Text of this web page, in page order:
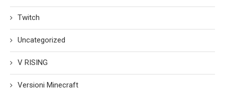
Twitch
Uncategorized
V RISING
Versioni Minecraft